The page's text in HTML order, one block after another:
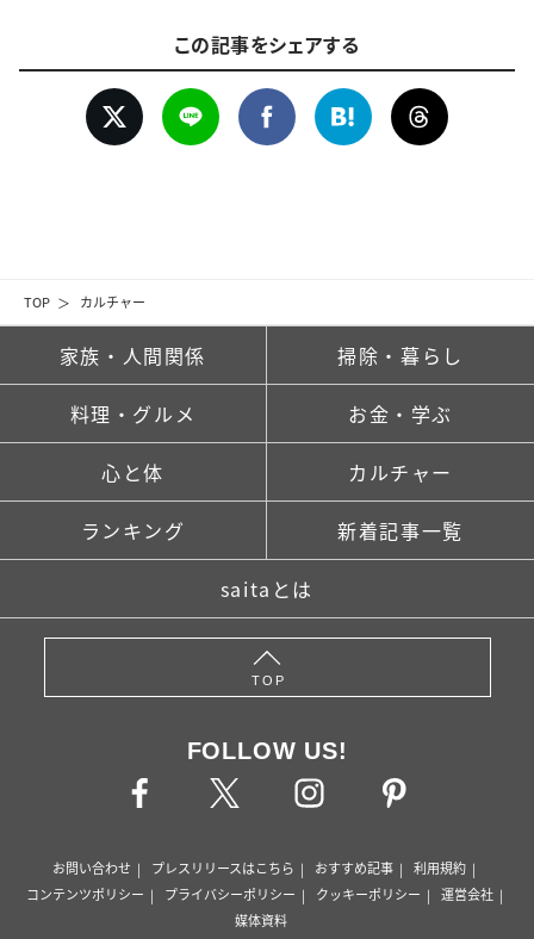
TOP カルチャー
この記事をシェアする
家族・人間関係 掃除・暮らし
料理・グルメ お金・学ぶ
心と体 カルチャー
ランキング 新着記事一覧
saitaとは
TOP
FOLLOW US!
お問い合わせ プレスリリースはこちら おすすめ記事
利用規約
コンテンツポリシー
プライバシーポリシー クッキーポリシー
運営会社
媒体資料